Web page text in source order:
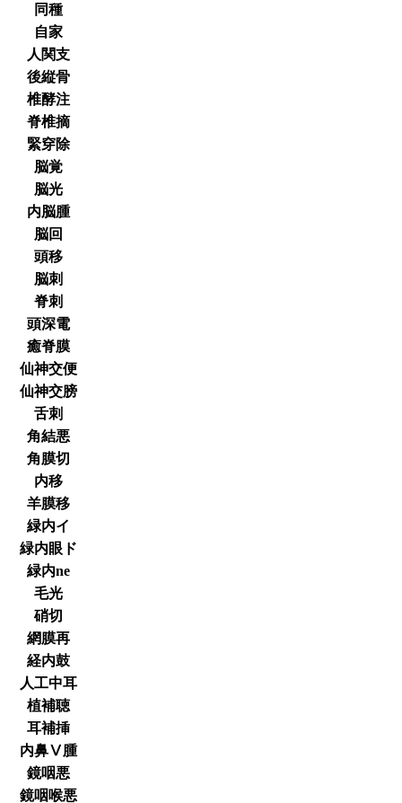
同種
自家
人関支
後縦骨
椎酵注
脊椎摘
緊穿除
脳覚
脳光
内脳腫
脳回
頭移
脳刺
脊刺
頭深電
癒脊膜
仙神交便
仙神交膀
舌刺
角結悪
角膜切
内移
羊膜移
緑内イ
緑内眼ド
緑内ne
毛光
硝切
網膜再
経内鼓
人工中耳
植補聴
耳補挿
内鼻Ⅴ腫
鏡咽悪
鏡咽喉悪